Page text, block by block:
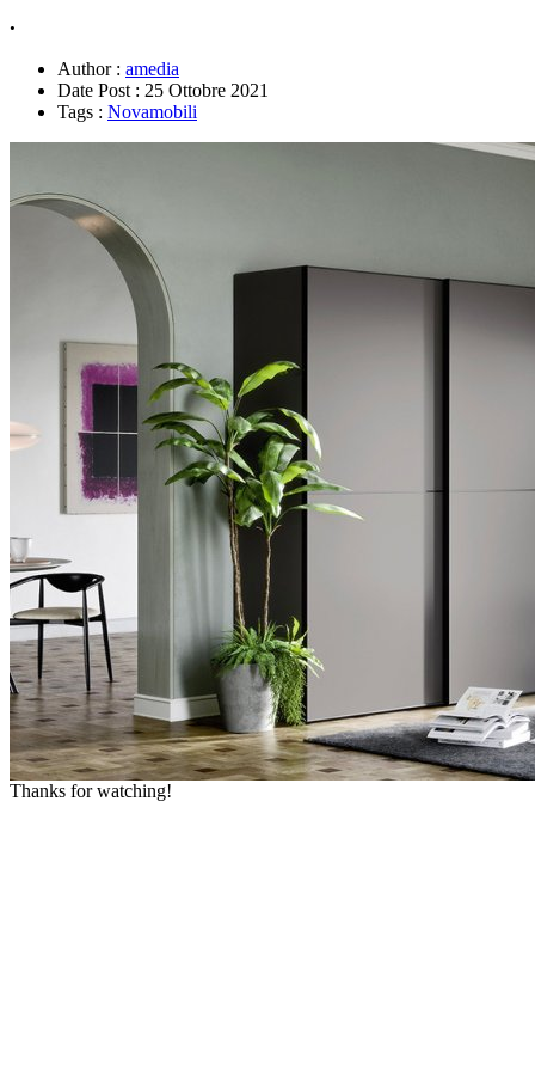
.
Author : amedia
Date Post : 25 Ottobre 2021
Tags : Novamobili
Thanks for watching!